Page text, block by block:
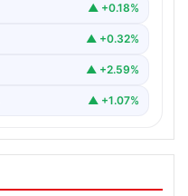
Güncel
▲ +0.18%
▲ +0.32%
▲ +2.59%
▲ +1.07%